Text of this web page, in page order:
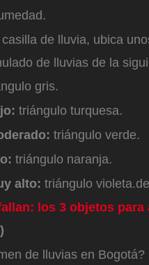
de lluvia, ubica
de lluvias de la
gris.
triángulo turquesa.
triángulo verde.
triángulo naranja.
alto: triángulo
los 3 objetos
)
de lluvias en Bogotá?